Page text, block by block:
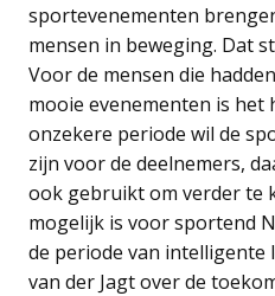
sportevenementen
mensen in beweging. Dat
Voor de mensen die
mooie evenementen is het
onzekere periode wil de
zijn voor de deelnemers,
ook gebruikt om verder te
mogelijk is voor sportend
de periode van intelligente
van der Jagt over de